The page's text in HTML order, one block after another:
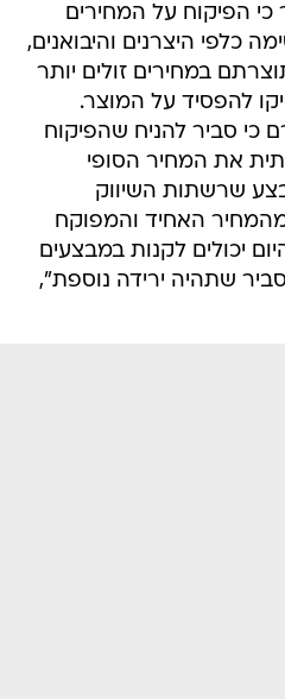
כי הפיקוח על המחירים
כלפי היצרנים והיבואנים,
במחירים זולים יותר
להפסיד על המוצר.
כי סביר להניח שהפיקוח
את המחיר הסופי
שרשתות השיווק
מהמחיר האחיד והמפוקח
יכולים לקנות במבצעים
שתהיה ירידה נוספת",